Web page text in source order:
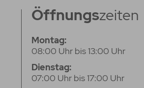
Öffnungszeiten
Montag:
08:00 Uhr bis 13:00 Uhr
Dienstag:
07:00 Uhr bis 17:00 Uhr